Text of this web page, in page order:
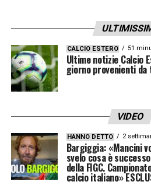
CALCIO ESTERO 51
Ultime notizie Calcio
giorno provenienti
VIDEO
HANNO DETTO 2
Bargiggia: «Mancini
svelo cosa è
della FIGC.
calcio italiano»